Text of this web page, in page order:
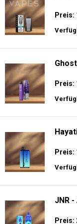
Preis:
Preis:
Preis:
JNR
Preis: